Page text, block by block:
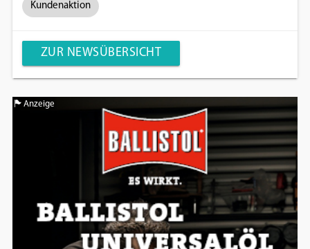
Kundenaktion
ZUR NEWSÜBERSICHT
Anzeige